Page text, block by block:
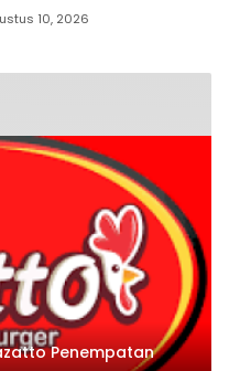
10, 2026
Penempatan